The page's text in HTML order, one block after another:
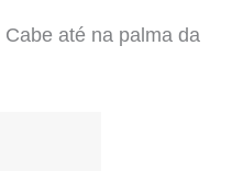
Cabe até na palma da